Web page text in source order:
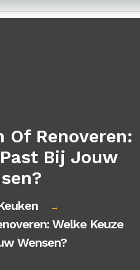
Of Renoveren:
Bij Jouw
→
Welke Keuze
Wensen?